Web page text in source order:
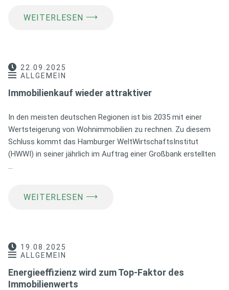
WEITERLESEN ⟶
22.09.2025
ALLGEMEIN
Immobilienkauf wieder attraktiver
In den meisten deutschen Regionen ist bis 2035 mit einer
Wertsteigerung von Wohnimmobilien zu rechnen. Zu diesem
Schluss kommt das Hamburger WeltWirtschaftsInstitut
(HWWI) in seiner jährlich im Auftrag einer Großbank erstellten
…
WEITERLESEN ⟶
19.08.2025
ALLGEMEIN
Energieeffizienz wird zum Top-Faktor des
Immobilienwerts